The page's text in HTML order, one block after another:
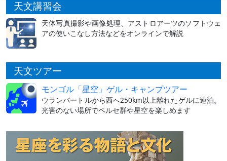
天文講習会
天体写真撮影や画像処理、アストロアーツのソフトウェ
アの使いこなし方法などをオンラインで解説
天文ツアー
モンゴル「星空」ゲル・キャンプツアー
ウランバートルから西へ250km以上離れたゲルに連泊。
光害のない場所でペルセ群や星空を楽しめます